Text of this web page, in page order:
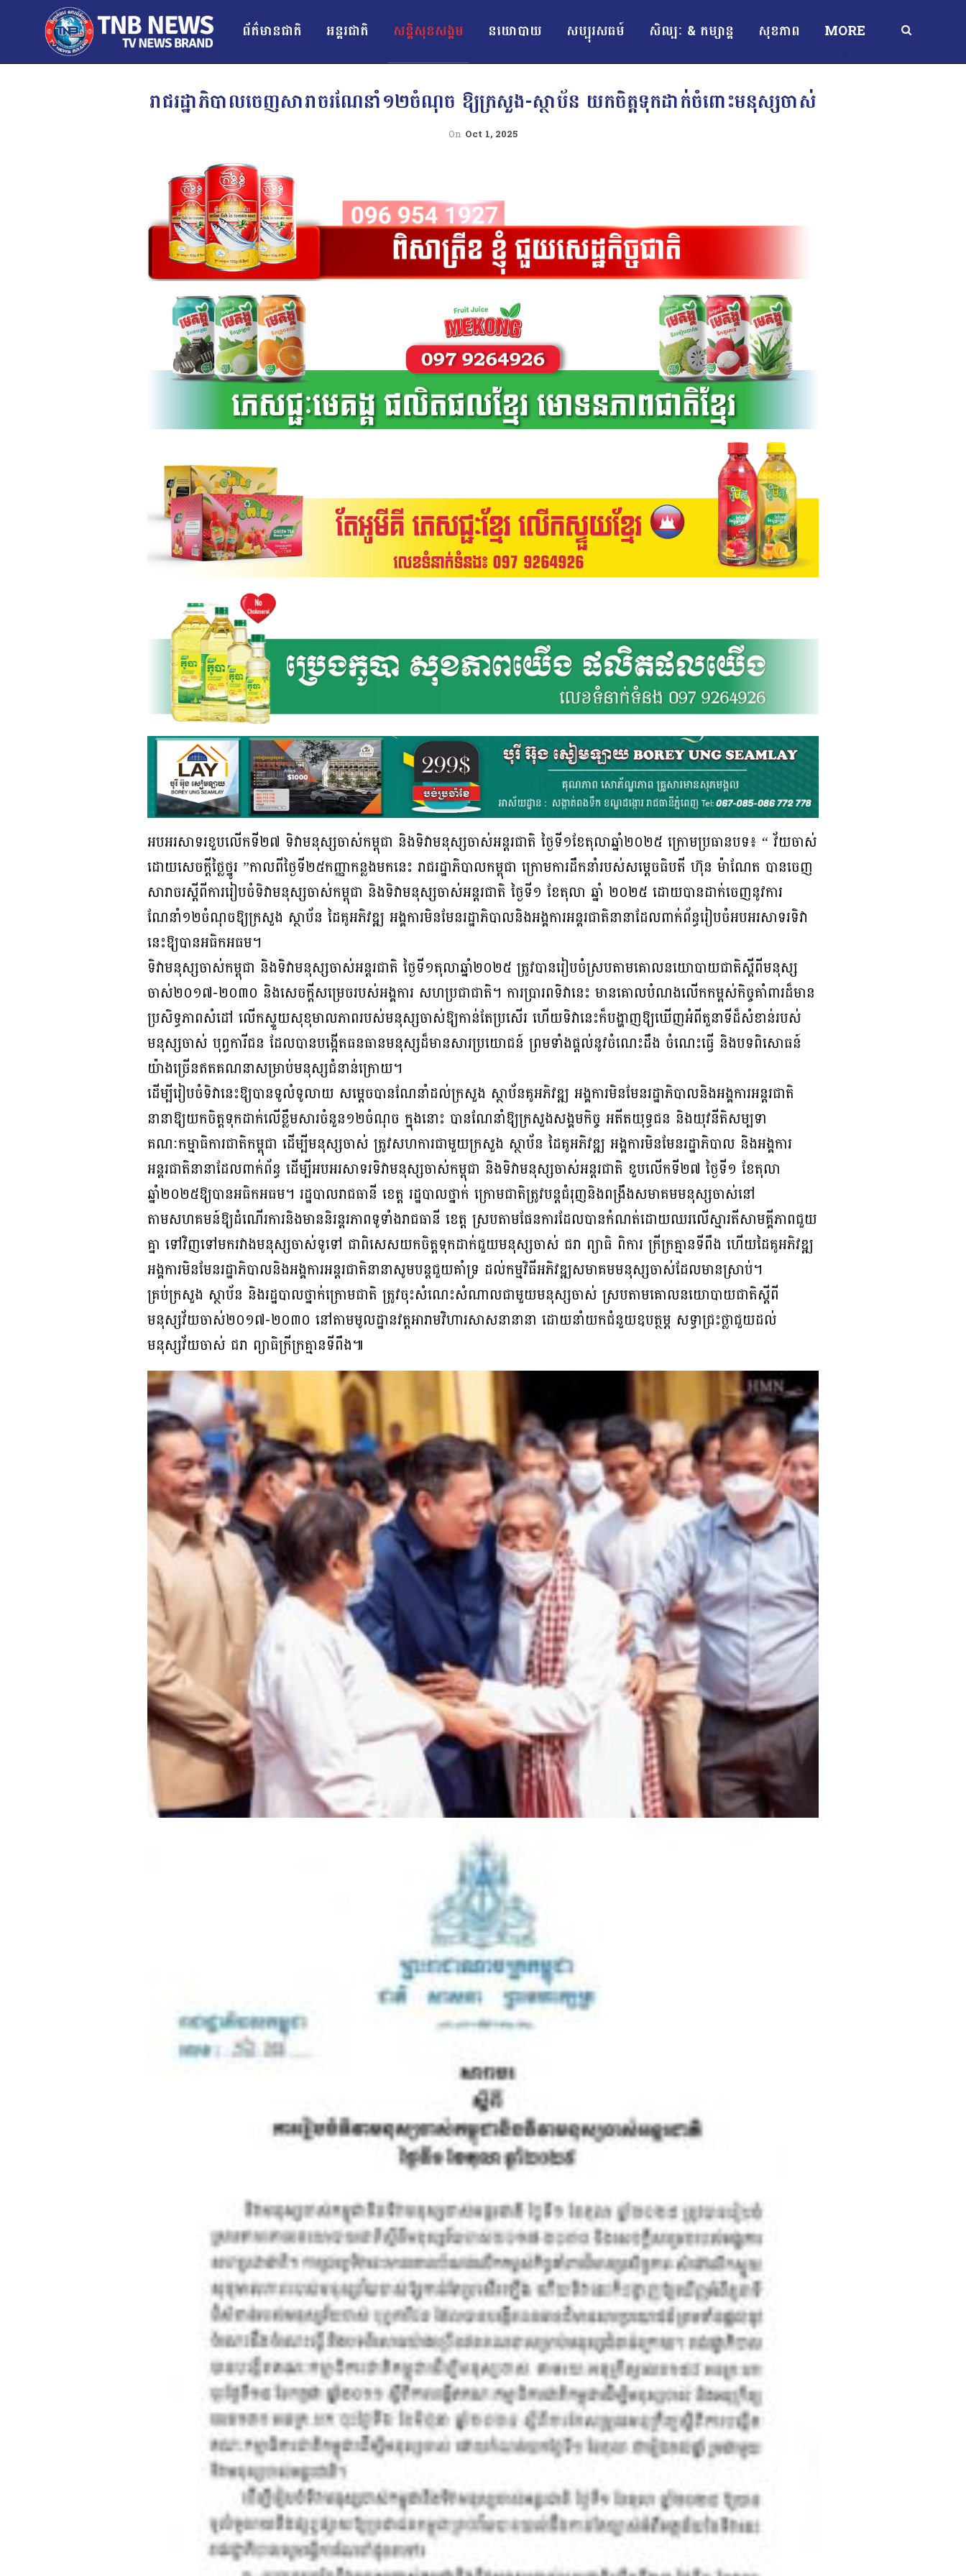
ព័ត៌មានជាតិ អន្ដរជាតិ សន្តិសុខសង្គម នយោបាយ សប្បុរសធម៍ សិល្បៈ & កម្សាន្ត សុខភាព MORE
រាជរដ្ឋាភិបាលចេញសារាចរណែនាំ១២ចំណុច ឱ្យក្រសួង-ស្ថាប័ន យកចិត្តទុកដាក់ចំពោះមនុស្សចាស់
On Oct 1, 2025
អបអរសាទរខួបលើកទី២៧ ទិវាមនុស្សចាស់កម្ពុជា និងទិវាមនុស្សចាស់អន្តរជាតិ ថ្ងៃទី១ខែតុលាឆ្នាំ២០២៥ ក្រោមប្រធានបទ៖ “ វ័យចាស់
ដោយសេចក្ដីថ្លៃថ្នូរ ”កាលពីថ្ងៃទី២៥កញ្ញាកន្លងមកនេះ រាជរដ្ឋាភិបាលកម្ពុជា ក្រោមការដឹកនាំរបស់សម្តេចធិបតី ហ៊ុន ម៉ាណែត បានចេញ
សារាចរស្តីពីការរៀបចំទិវាមនុស្សចាស់កម្ពុជា និងទិវាមនុស្សចាស់អន្តរជាតិ ថ្ងៃទី១ ខែតុលា ឆ្នាំ ២០២៥ ដោយបានដាក់ចេញនូវការ
ណែនាំ១២ចំណុចឱ្យក្រសួង ស្ថាប័ន ដៃគូអភិវឌ្ឍ អង្គការមិនមែនរដ្ឋាភិបាលនិងអង្គការអន្តរជាតិនានាដែលពាក់ព័ន្ធរៀបចំអបអរសាទរទិវា
នេះឱ្យបានអធិកអធម។
ទិវាមនុស្សចាស់កម្ពុជា និងទិវាមនុស្សចាស់អន្តរជាតិ ថ្ងៃទី១តុលាឆ្នាំ២០២៥ ត្រូវបានរៀបចំស្របតាមគោលនយោបាយជាតិស្តីពីមនុស្ស
ចាស់២០១៧-២០៣០ និងសេចក្តីសម្រេចរបស់អង្គការ សហប្រជាជាតិ។ ការប្រារពទិវានេះ មានគោលបំណងលើកកម្ពស់កិច្ចគាំពារដ៏មាន
ប្រសិទ្ធភាពសំដៅ លើកស្ទួយសុខុមាលភាពរបស់មនុស្សចាស់ឱ្យកាន់តែប្រសើរ ហើយទិវានេះក៏បង្ហាញឱ្យឃើញអំពីតួនាទីដ៏សំខាន់របស់
មនុស្សចាស់ បុព្វការីជន ដែលបានបង្កើតធនធានមនុស្សដ៏មានសារប្រយោជន៍ ព្រមទាំងផ្តល់នូវចំណេះដឹង ចំណេះធ្វើ និងបទពិសោធន៍
យ៉ាងច្រើនឥតគណនាសម្រាប់មនុស្សជំនាន់ក្រោយ។
ដើម្បីរៀបចំទិវានេះឱ្យបានទូលំទូលាយ សម្តេចបានណែនាំដល់ក្រសួង ស្ថាប័នគូអភិវឌ្ឍ អង្គការមិនមែនរដ្ឋាភិបាលនិងអង្គការអន្តរជាតិ
នានាឱ្យយកចិត្តទុកដាក់លើខ្លឹមសារចំនួន១២ចំណុច ក្នុងនោះ បានណែនាំឱ្យក្រសួងសង្គមកិច្ច អតីតយុទ្ធជន និងយុវនីតិសម្បទា
គណៈកម្មាធិការជាតិកម្ពុជា ដើម្បីមនុស្សចាស់ ត្រូវសហការជាមួយក្រសួង ស្ថាប័ន ដៃគូអភិវឌ្ឍ អង្គការមិនមែនរដ្ឋាភិបាល និងអង្គការ
អន្តរជាតិនានាដែលពាក់ព័ន្ធ ដើម្បីអបអរសាទរទិវាមនុស្សចាស់កម្ពុជា និងទិវាមនុស្សចាស់អន្តរជាតិ ខួបលើកទី២៧ ថ្ងៃទី១ ខែតុលា
ឆ្នាំ២០២៥ឱ្យបានអធិកអធម។ រដ្ឋបាលរាជធានី ខេត្ត រដ្ឋបាលថ្នាក់ ក្រោមជាតិត្រូវបន្តជំរុញនិងពង្រឹងសមាគមមនុស្សចាស់នៅ
តាមសហគមន៍ឱ្យដំណើរការនិងមាននិរន្តរភាពទូទាំងរាជធានី ខេត្ត ស្របតាមផែនការដែលបានកំណត់ដោយឈរលើស្មារតីសាមគ្គីភាពជួយ
គ្នា ទៅវិញទៅមករវាងមនុស្សចាស់ទូទៅ ជាពិសេសយកចិត្តទុកដាក់ជួយមនុស្សចាស់ ជរា ព្យាធិ ពិការ ក្រីក្រគ្មានទីពឹង ហើយដៃគូអភិវឌ្ឍ
អង្គការមិនមែនរដ្ឋាភិបាលនិងអង្គការអន្តរជាតិនានាសូមបន្តជួយគាំទ្រ ដល់កម្មវិធីអភិវឌ្ឍសមាគមមនុស្សចាស់ដែលមានស្រាប់។
គ្រប់ក្រសួង ស្ថាប័ន និងរដ្ឋបាលថ្នាក់ក្រោមជាតិ ត្រូវចុះសំណេះសំណាលជាមួយមនុស្សចាស់ ស្របតាមគោលនយោបាយជាតិស្តីពី
មនុស្សវ័យចាស់២០១៧-២០៣០ នៅតាមមូលដ្ឋានវត្តអារាមវិហារសាសនានានា ដោយនាំយកជំនួយឧបត្ថម្ភ សទ្ធាជ្រះថ្លាជួយដល់
មនុស្សវ័យចាស់ ជរា ព្យាធិក្រីក្រគ្មានទីពឹង៕